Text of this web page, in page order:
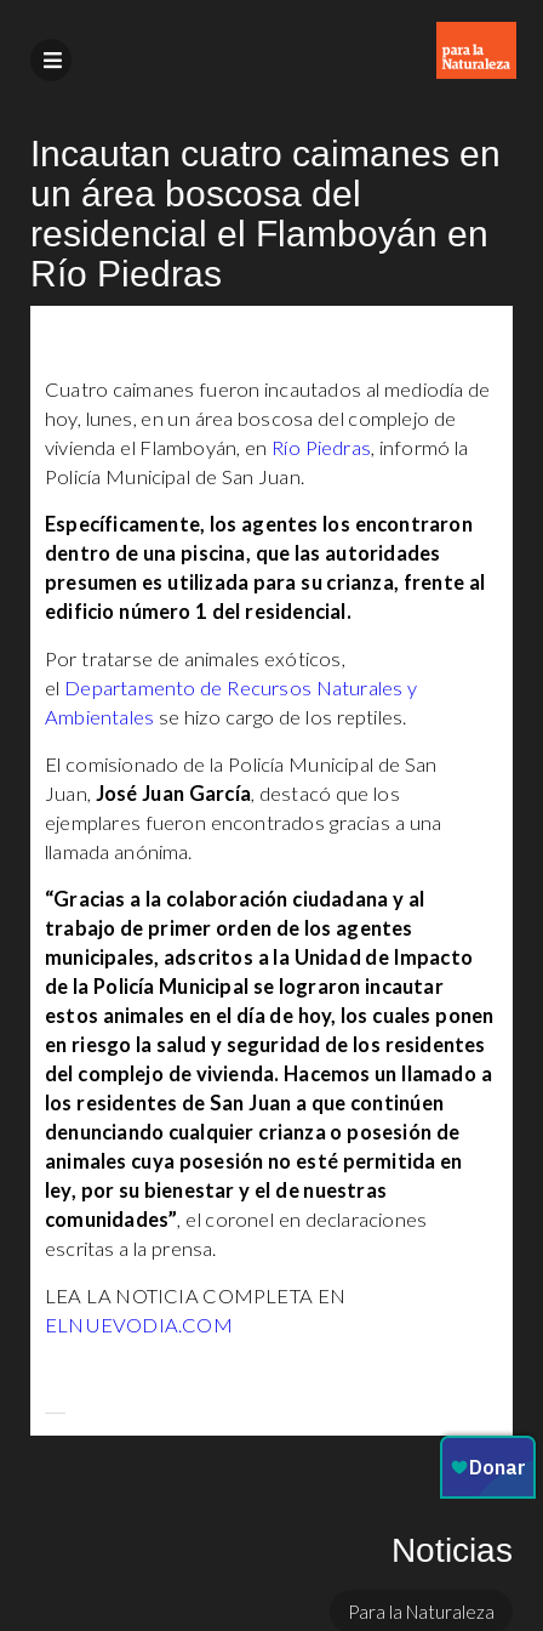
Incautan cuatro caimanes en
un área boscosa del
residencial el Flamboyán en
Río Piedras
Cuatro caimanes fueron incautados al mediodía de
hoy, lunes, en un área boscosa del complejo de
vivienda el Flamboyán, en Río Piedras, informó la
Policía Municipal de San Juan.
Específicamente, los agentes los encontraron
dentro de una piscina, que las autoridades
presumen es utilizada para su crianza, frente al
edificio número 1 del residencial.
Por tratarse de animales exóticos,
el Departamento de Recursos Naturales y
Ambientales se hizo cargo de los reptiles.
El comisionado de la Policía Municipal de San
Juan, José Juan García, destacó que los
ejemplares fueron encontrados gracias a una
llamada anónima.
“Gracias a la colaboración ciudadana y al
trabajo de primer orden de los agentes
municipales, adscritos a la Unidad de Impacto
de la Policía Municipal se lograron incautar
estos animales en el día de hoy, los cuales ponen
en riesgo la salud y seguridad de los residentes
del complejo de vivienda. Hacemos un llamado a
los residentes de San Juan a que continúen
denunciando cualquier crianza o posesión de
animales cuya posesión no esté permitida en
ley, por su bienestar y el de nuestras
comunidades”, el coronel en declaraciones
escritas a la prensa.
LEA LA NOTICIA COMPLETA EN
ELNUEVODIA.COM
Noticias
Para la Naturaleza